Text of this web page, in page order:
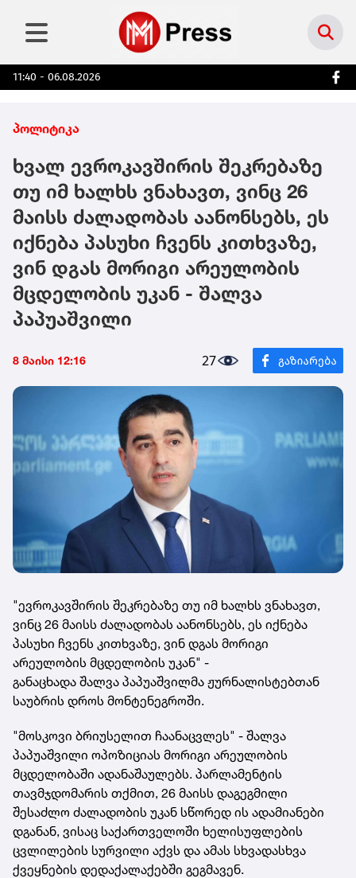
11:40 - 06.08.2026
პოლიტიკა
ხვალ ევროკავშირის შეკრებაზე
თუ იმ ხალხს ვნახავთ, ვინც 26
მაისს ძალადობას აანონსებს, ეს
იქნება პასუხი ჩვენს კითხვაზე,
ვინ დგას მორიგი არეულობის
მცდელობის უკან - შალვა
პაპუაშვილი
8 მაისი 12:16 27
"ევროკავშირის შეკრებაზე თუ იმ ხალხს ვნახავთ,
ვინც 26 მაისს ძალადობას აანონსებს, ეს იქნება
პასუხი ჩვენს კითხვაზე, ვინ დგას მორიგი
არეულობის მცდელობის უკან" -
განაცხადა შალვა პაპუაშვილმა ჟურნალისტებთან
საუბრის დროს მონტენეგროში.
"მოსკოვი ბრიუსელით ჩაანაცვლეს" - შალვა
პაპუაშვილი ოპოზიციას მორიგი არეულობის
მცდელობაში ადანაშაულებს. პარლამენტის
თავმჯდომარის თქმით, 26 მაისს დაგეგმილი
შესაძლო ძალადობის უკან სწორედ ის ადამიანები
დგანან, ვისაც საქართველოში ხელისუფლების
ცვლილების სურვილი აქვს და ამას სხვადასხვა
ქვეყნების დედაქალაქებში გეგმავენ.